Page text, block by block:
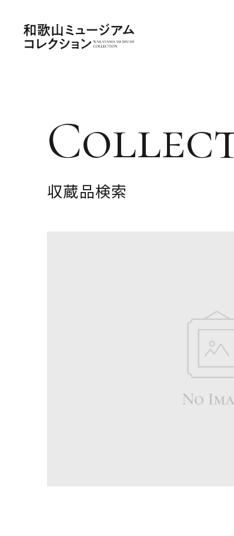
収蔵品検索